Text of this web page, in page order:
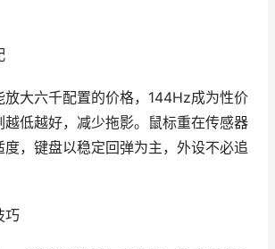
放大六千配置的价格，144Hz成为性价
越低越好，减少拖影。鼠标重在传感器
，键盘以稳定回弹为主，外设不必追
巧